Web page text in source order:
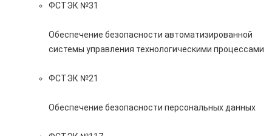
ФСТЭК №31
Обеспечение безопасности автоматизированной
системы управления технологическими процессами
ФСТЭК №21
Обеспечение безопасности персональных данных